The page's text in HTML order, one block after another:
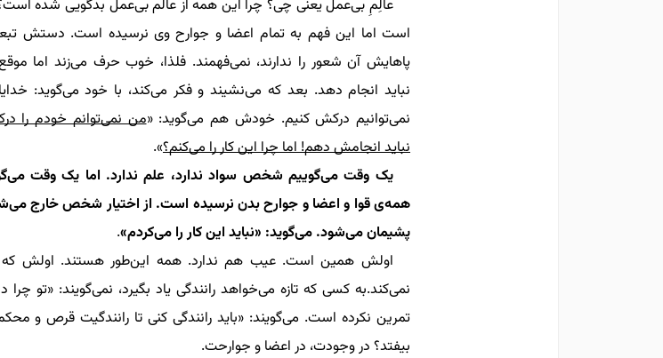
عالمِ بی‌عمل یعنی چی؟ چرا این‌ همه از عالم بی‌عمل بدگویی شده
است اما این فهم به تمام اعضا و جوارح وی نرسیده است. دستش
پاهایش آن شعور را ندارند، نمی‌فهمند. فلذا، خوب حرف می‌زند اما
نبایدانجام دهد. بعد که می‌نشیند و فکر می‌کند، با خود می‌گوید:
نمی‌توانیم درکش کنیم. خودش هم می‌گوید: «من نمی‌توانم خودم را
نبایدانجامش دهم! اما چرا این کار را می‌کنم؟».
یک وقت می‌گوییم شخص سواد ندارد، علم ندارد. اما یک وقت
همه‌یقوا و اعضا و جوارح بدن نرسیده است. از اختيار شخص خارج
پشیمان می‌شود. می‌گوید: «نباید این کار را می‌کردم».
اولش همین است. عیب هم ندارد. همه این‌طور هستند. اولش که
نمی‌کند.به کسی که تازه می‌خواهد رانندگی یاد بگیرد، نمی‌گویند: «تو
تمرین نکرده است. می‌گویند: «باید رانندگی کنی تا رانندگیت قرص و
بیفتد؟ در وجودت، در اعضا و جوارحت.